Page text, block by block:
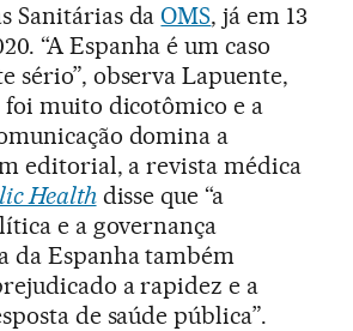
Sanitárias da OMS, já em 13
“A Espanha é um caso
sério”, observa Lapuente,
foi muito dicotômico e a
domina a
editorial, a revista médica
Healthdisse que “a
e a governança
da Espanha também
a rapidez e a
de saúde pública”.